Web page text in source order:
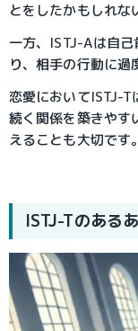
とをしたかもしれな
一方、ISTJ-Aは自
り、相手の行動に過
恋愛においてISTJ-T
続く関係を築きやす
えることも大切です。
ISTJ-Tのある